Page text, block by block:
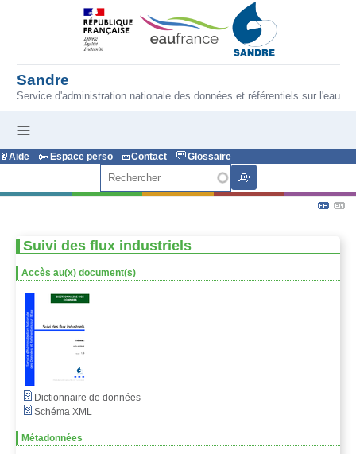
Aller au contenu principal
Sandre
Service d'administration nationale des données et référentiels sur l'eau
Aide Espace perso Contact
Glossaire
Suivi des flux industriels
Accès au(x) document(s)
Dictionnaire de données
Schéma XML
Métadonnées